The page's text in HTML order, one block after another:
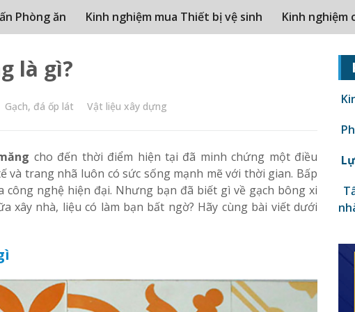
Phòng ăn Kinh nghiệm mua Thiết bị vệ sinh Kinh nghiệm
là gì?
Gạch, đá ốp lát Vật liệu xây dựng
cho đến thời điểm hiện tại đã minh chứng một điều
và trang nhã luôn có sức sống mạnh mẽ với thời gian. Bấp
công nghệ hiện đại. Nhưng bạn đã biết gì về gạch bông xi
xây nhà, liệu có làm bạn bất ngờ? Hãy cùng bài viết dưới